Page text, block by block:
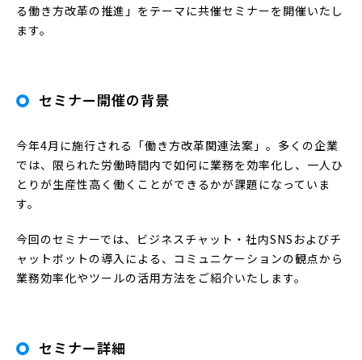
る働き方改革の推進」をテーマに共催セミナーを開催いたし
ます。
セミナー開催の背景
今年4月に施行される「働き方改革関連法案」。多くの企業
では、限られた労働時間内で如何に業務を効率化し、一人ひ
とりが生産性高く働くことができるかが課題になっていま
す。
今回のセミナーでは、ビジネスチャット・社内SNSおよびチ
ャットボットの導入による、コミュニケーションの観点から
業務効率化やツールの活用方法をご紹介いたします。
セミナー詳細